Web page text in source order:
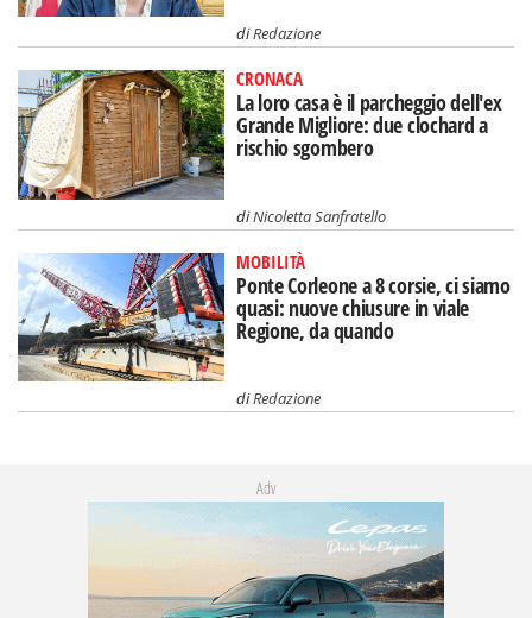
diRedazione
CRONACA
La loro casa è il parcheggio dell'ex
Grande Migliore: due clochard a
rischio sgombero
diNicoletta Sanfratello
MOBILITÀ
Ponte Corleone a 8 corsie, ci siamo
quasi: nuove chiusure in viale
Regione, da quando
diRedazione
Adv